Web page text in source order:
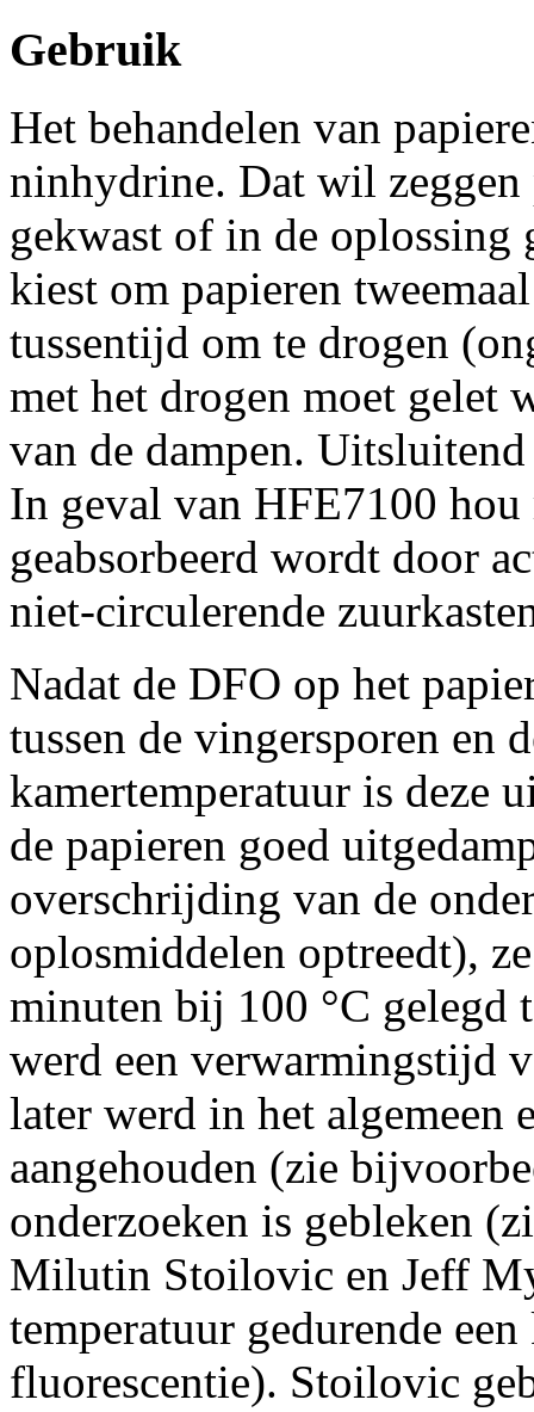
Gebruik
Het behandelen van
ninhydrine. Dat wil zeggen
gekwast of in de oplossing
kiest om papieren
tussentijd om te drogen
met het drogen moet gelet
van de dampen.
In geval van HFE7100
geabsorbeerd wordt door
niet-circulerende
Nadat de DFO op het
tussen de vingersporen en
kamertemperatuur is deze
de papieren goed
overschrijding van de
oplosmiddelen optreedt),
minuten bij 100 °C gelegd
werd een verwarmingstijd
later werd in het algemeen
aangehouden (zie
onderzoeken is gebleken
Milutin Stoilovic en Jeff
temperatuur gedurende
fluorescentie). Stoilovic